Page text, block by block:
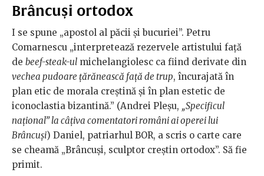
Brâncuși ortodox
I se spune „apostol al păcii și bucuriei”. Petru
Comarnescu „interpretează rezervele artistului față
de beef-steak-ul michelangiolesc ca fiind derivate din
vechea pudoare țărănească față de trup, încurajată în
plan etic de morala creștină și în plan estetic de
iconoclastia bizantină.” (Andrei Pleșu, „Specificul
național” la câțiva comentatori români ai operei lui
Brâncuși) Daniel, patriarhul BOR, a scris o carte care
se cheamă „Brâncuși, sculptor creștin ortodox”. Să fie
primit.